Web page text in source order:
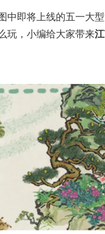
中即将上线的五一大
玩，小编给大家带来